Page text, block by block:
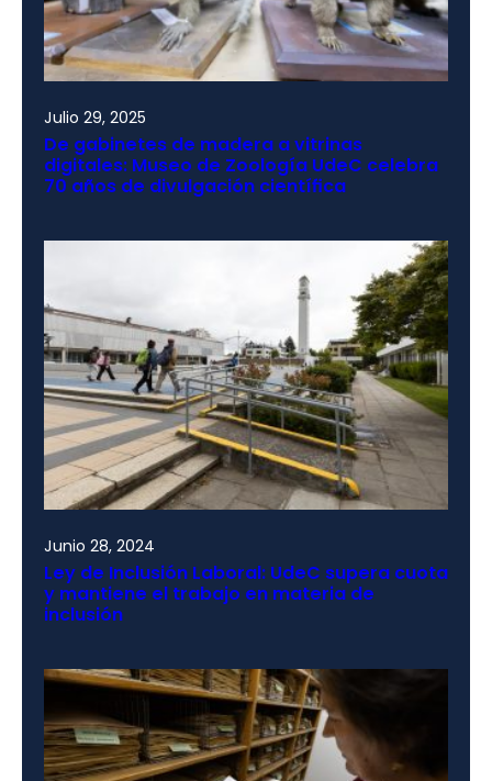
Julio 29, 2025
De gabinetes de madera a vitrinas
digitales: Museo de Zoología UdeC celebra
70 años de divulgación científica
Junio 28, 2024
Ley de Inclusión Laboral: UdeC supera cuota
y mantiene el trabajo en materia de
inclusión